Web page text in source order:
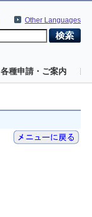
Other Languages
各種申請・ご案内